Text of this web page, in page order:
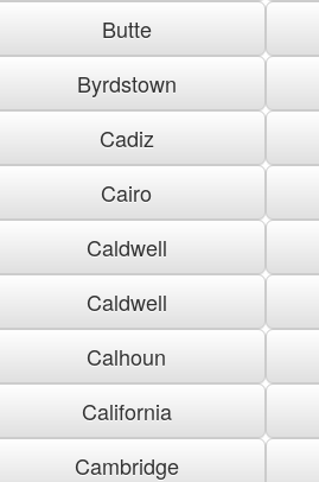
Butte
Byrdstown
Cadiz
Cairo
Caldwell
Caldwell
Calhoun
California
Cambridge